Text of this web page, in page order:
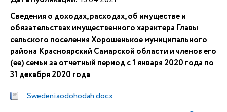
Сведения о доходах, расходах, об имуществе и
обязательствах имущественного характера Главы
сельского поселения Хорошенькое муниципального
района Красноярский Самарской области и членов его
(ее) семьи за отчетный период с 1 января 2020 года по
31 декабря 2020 года
Swedeniaodohodah.docx